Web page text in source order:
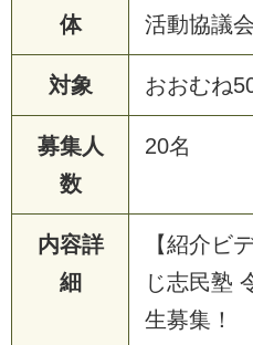
体
活動協議会
対象 おおむね5
募集人
数
20名
内容詳
細
【紹介ビ
じ志民塾
生募集 ！